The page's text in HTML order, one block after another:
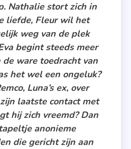
Nathalie stort zich in
liefde, Fleur wil het
weg van de plek
begint steeds meer
ware toedracht van
het wel een ongeluk?
Luna’s ex, over
laatste contact met
hij zich vreemd?Dan
anonieme
die gericht zijn aan